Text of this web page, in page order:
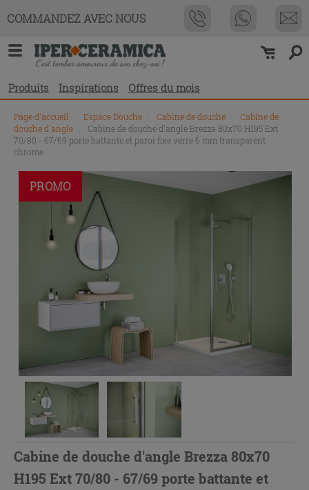
COMMANDEZ AVEC NOUS
Produits Inspirations Offres du mois
Page d'accueil Espace Douche Cabine de douche
Cabine de
douche d'angle
Cabine de douche d'angle Brezza 80x70 H195 Ext
70/80 - 67/69 porte battante et paroi fixe verre 6 mm transparent
chrome
PROMO
Cabine de douche d'angle Brezza 80x70
H195 Ext 70/80 - 67/69 porte battante et